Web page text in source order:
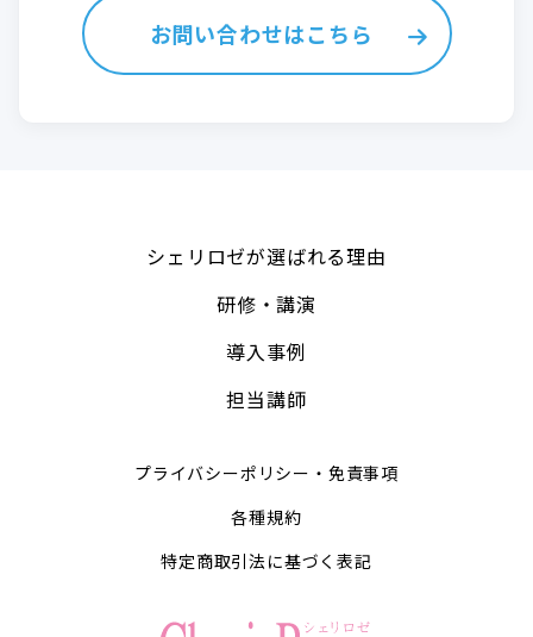
お問い合わせはこちら
シェリロゼが選ばれる理由
研修・講演
導入事例
担当講師
プライバシーポリシー・免責事項
各種規約
特定商取引法に基づく表記